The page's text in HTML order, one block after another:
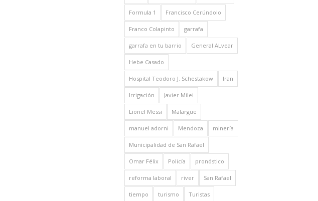
Formula 1 Francisco Cerúndolo
Franco Colapinto garrafa
garrafa en tu barrio General ALvear
Hebe Casado
Hospital Teodoro J. Schestakow Iran
Irrigación Javier Milei
Lionel Messi Malargüe
manuel adorni Mendoza minería
Municipalidad de San Rafael
Omar Félix Policía pronóstico
reforma laboral river San Rafael
tiempo turismo Turistas